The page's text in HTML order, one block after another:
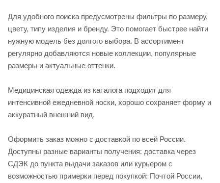
Для удобного поиска предусмотрены фильтры по размеру,
цвету, типу изделия и бренду. Это помогает быстрее найти
нужную модель без долгого выбора. В ассортимент
регулярно добавляются новые коллекции, популярные
размеры и актуальные оттенки.
Медицинская одежда из каталога подходит для
интенсивной ежедневной носки, хорошо сохраняет форму и
аккуратный внешний вид.
Оформить заказ можно с доставкой по всей России.
Доступны разные варианты получения: доставка через
СДЭК до пункта выдачи заказов или курьером с
возможностью примерки перед покупкой: Почтой России,